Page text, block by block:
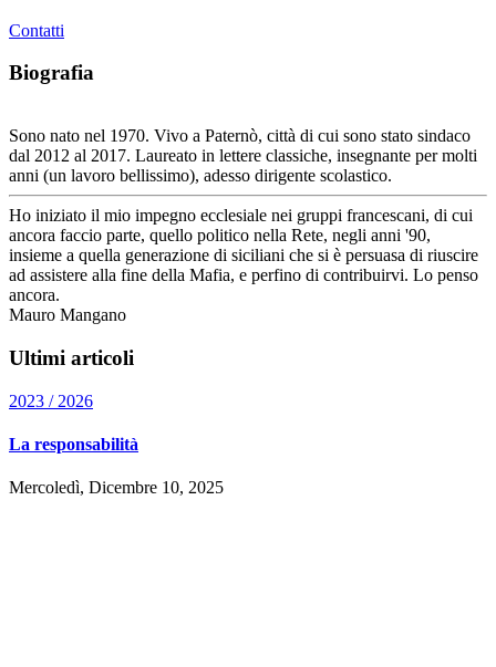
Contatti
Biografia
Sono nato nel 1970. Vivo a Paternò, città di cui sono stato sindaco
dal 2012 al 2017. Laureato in lettere classiche, insegnante per molti
anni (un lavoro bellissimo), adesso dirigente scolastico.
Ho iniziato il mio impegno ecclesiale nei gruppi francescani, di cui
ancora faccio parte, quello politico nella Rete, negli anni '90,
insieme a quella generazione di siciliani che si è persuasa di riuscire
ad assistere alla fine della Mafia, e perfino di contribuirvi. Lo penso
ancora.
Mauro Mangano
Ultimi articoli
2023 / 2026
La responsabilità
Mercoledì, Dicembre 10, 2025